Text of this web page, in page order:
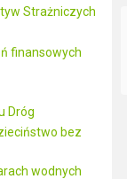
Strażniczych
finansowych
Dróg
bez
wodnych